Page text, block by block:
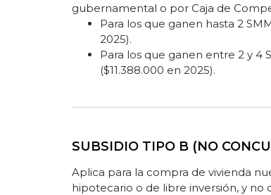
gubernamental o por Caja de
Para los que ganen hasta 2
2025).
Para los que ganen entre 2 y 4
($11.388.000 en 2025).
SUBSIDIO TIPO B (NO
Aplica para la compra de vivienda
hipotecario o de libre inversión, y